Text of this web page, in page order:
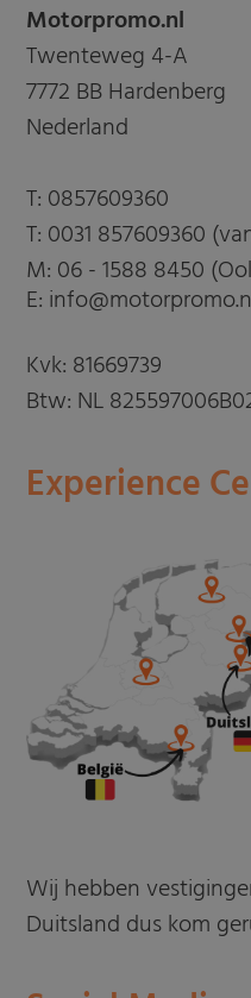
Motorpromo.nl
Twenteweg 4-A
7772 BB Hardenberg
Nederland
T: 0857609360
T: 0031 857609360
M: 06 - 1588 8450
E:
Kvk: 81669739
Btw: NL
Experience
Wij hebben
Duitsland dus kom